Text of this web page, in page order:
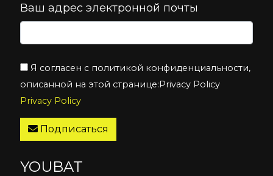
Ваш адрес электронной почты
Я согласен с политикой конфиденциальности,
описанной на этой странице:Privacy Policy
Privacy Policy
Подписаться
YOUBAT